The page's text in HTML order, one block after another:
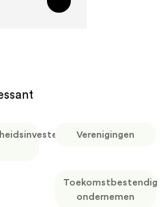
Verenigingen
Toekomstbestendig
ondernemen